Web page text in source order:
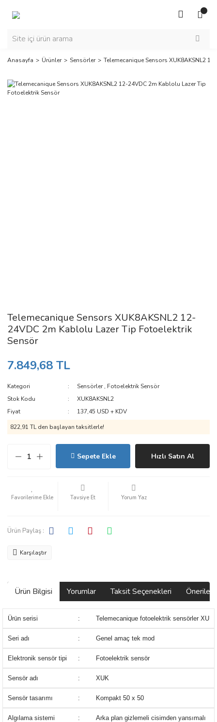
Anasayfa Ürünler Sensörler Telemecanique Sensors XUK8AKSNL2
Telemecanique Sensors XUK8AKSNL2 12-
24VDC 2m Kablolu Lazer Tip Fotoelektrik
Sensör
7.849,68 TL
Kategori Sensörler, Fotoelektrik Sensör
Stok Kodu
XUK8AKSNL2
Fiyat
137,45 USD + KDV
822,91 TL den başlayan taksitlerle!
Sepete Ekle Hızlı Satın Al
Tavsiye Et Yorum Yaz
Ürün Paylaş :
Karşılaştır
Ürün Bilgisi Yorumlar Taksit Seçenekleri
Ürün serisi : Telemecanique fotoelektrik sensörler XU
Seri adı : Genel amaç tek mod
Elektronik sensör tipi : Fotoelektrik sensör
Sensör adı : XUK
Sensör tasarımı : Kompakt 50 x 50
Algılama sistemi : Arka plan gizlemeli cisimden yansımalı